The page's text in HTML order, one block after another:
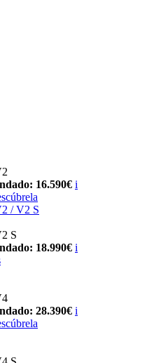
16.590€ i
/ V2 S
S
18.990€ i
28.390€ i